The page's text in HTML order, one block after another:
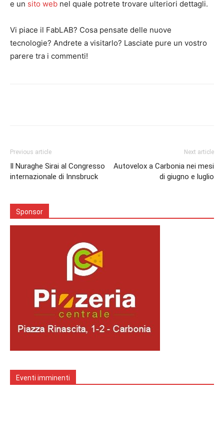
e un sito web nel quale potrete trovare ulteriori dettagli.
Vi piace il FabLAB? Cosa pensate delle nuove
tecnologie? Andrete a visitarlo? Lasciate pure un vostro
parere tra i commenti!
Previous article
Il Nuraghe Sirai al Congresso
internazionale di Innsbruck
Next article
Autovelox a Carbonia nei mesi
di giugno e luglio
Sponsor
Eventi imminenti